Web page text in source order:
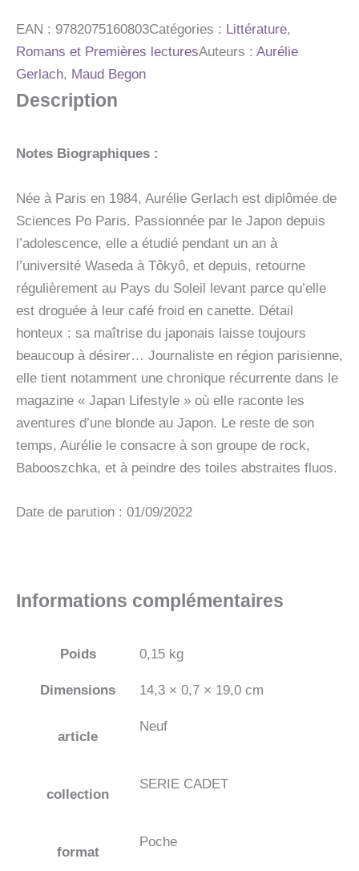
DE
METAMORPHOSE
EAN : 9782075160803Catégories : Littérature,
Romans et Premières lecturesAuteurs : Aurélie
Gerlach, Maud Begon
Description
Notes Biographiques :
Née à Paris en 1984, Aurélie Gerlach est diplômée de
Sciences Po Paris. Passionnée par le Japon depuis
l’adolescence, elle a étudié pendant un an à
l’université Waseda à Tôkyô, et depuis, retourne
régulièrement au Pays du Soleil levant parce qu’elle
est droguée à leur café froid en canette. Détail
honteux : sa maîtrise du japonais laisse toujours
beaucoup à désirer… Journaliste en région parisienne,
elle tient notamment une chronique récurrente dans le
magazine « Japan Lifestyle » où elle raconte les
aventures d’une blonde au Japon. Le reste de son
temps, Aurélie le consacre à son groupe de rock,
Babooszchka, et à peindre des toiles abstraites fluos.
Date de parution : 01/09/2022
Informations complémentaires
Poids 0,15 kg
Dimensions 14,3 × 0,7 × 19,0 cm
article
Neuf
collection
SERIE CADET
format
Poche